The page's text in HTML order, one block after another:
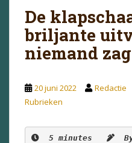
De
briljante
niemand zag
20 juni 2022 Redactie
Rubrieken
5 minutes